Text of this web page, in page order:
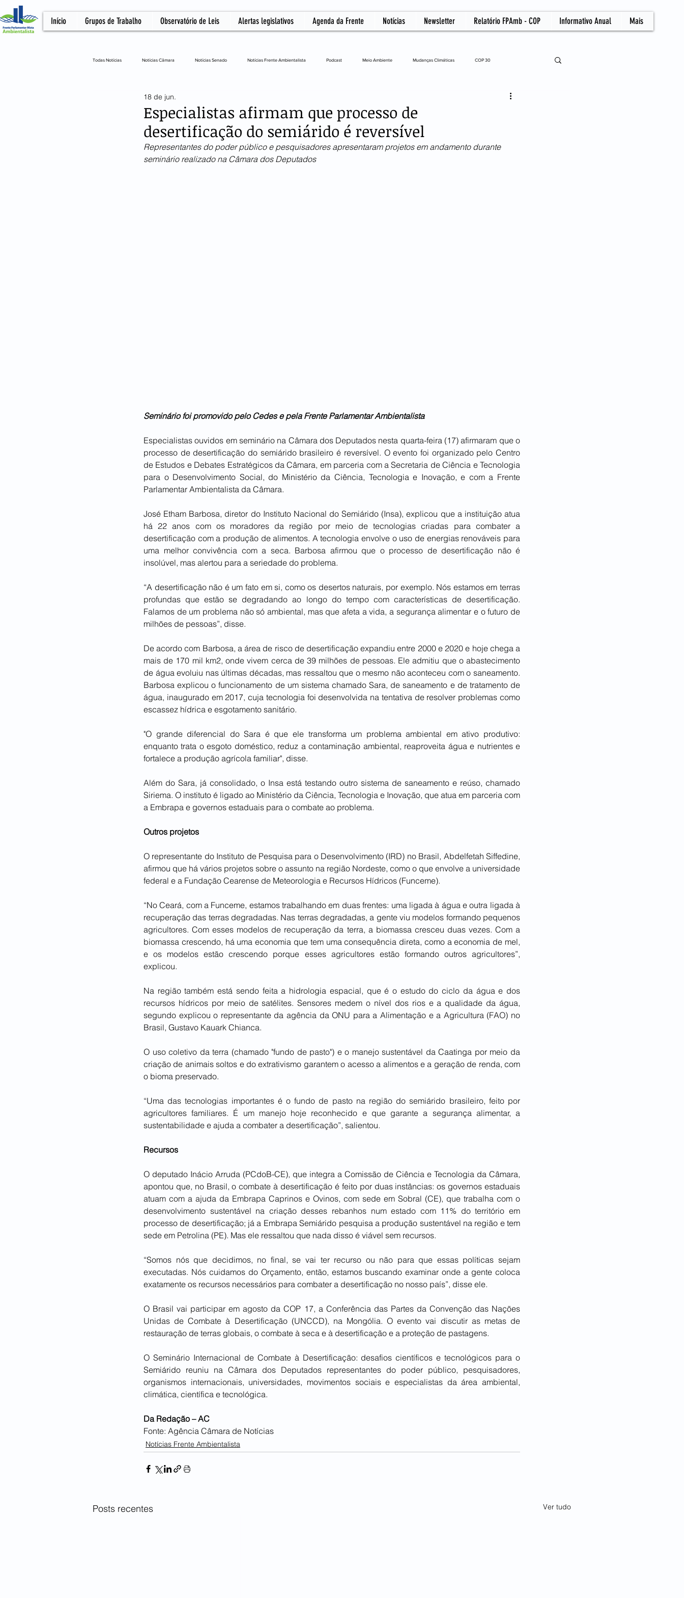
Início Grupos de Trabalho Observatório de Leis Alertas legislativos Agenda da Frente Notícias Newsletter Relatório FPAmb - COP Informativo Anual Mais
Todas Notícias Notícias Câmara Notícias Senado Notícias Frente Ambientalista Podcast Meio Ambiente Mudanças Climáticas COP 30
Artigo
Especialistas afirmam que processo de
desertificação do semiárido é reversível
18 de jun.
Representantes do poder público e pesquisadores apresentaram projetos em andamento durante
seminário realizado na Câmara dos Deputados
Seminário foi promovido pelo Cedes e pela Frente Parlamentar Ambientalista
Especialistas ouvidos em seminário na Câmara dos Deputados nesta quarta-feira (17) afirmaram que o
processo de desertificação do semiárido brasileiro é reversível. O evento foi organizado pelo Centro
de Estudos e Debates Estratégicos da Câmara, em parceria com a Secretaria de Ciência e Tecnologia
para o Desenvolvimento Social, do Ministério da Ciência, Tecnologia e Inovação, e com a Frente
Parlamentar Ambientalista da Câmara.
José Etham Barbosa, diretor do Instituto Nacional do Semiárido (Insa), explicou que a instituição atua
há 22 anos com os moradores da região por meio de tecnologias criadas para combater a
desertificação com a produção de alimentos. A tecnologia envolve o uso de energias renováveis para
uma melhor convivência com a seca. Barbosa afirmou que o processo de desertificação não é
insolúvel, mas alertou para a seriedade do problema.
“A desertificação não é um fato em si, como os desertos naturais, por exemplo. Nós estamos em terras
profundas que estão se degradando ao longo do tempo com características de desertificação.
Falamos de um problema não só ambiental, mas que afeta a vida, a segurança alimentar e o futuro de
milhões de pessoas”, disse.
De acordo com Barbosa, a área de risco de desertificação expandiu entre 2000 e 2020 e hoje chega a
mais de 170 mil km2, onde vivem cerca de 39 milhões de pessoas. Ele admitiu que o abastecimento
de água evoluiu nas últimas décadas, mas ressaltou que o mesmo não aconteceu com o saneamento.
Barbosa explicou o funcionamento de um sistema chamado Sara, de saneamento e de tratamento de
água, inaugurado em 2017, cuja tecnologia foi desenvolvida na tentativa de resolver problemas como
escassez hídrica e esgotamento sanitário.
"O grande diferencial do Sara é que ele transforma um problema ambiental em ativo produtivo:
enquanto trata o esgoto doméstico, reduz a contaminação ambiental, reaproveita água e nutrientes e
fortalece a produção agrícola familiar", disse.
Além do Sara, já consolidado, o Insa está testando outro sistema de saneamento e reúso, chamado
Siriema. O instituto é ligado ao Ministério da Ciência, Tecnologia e Inovação, que atua em parceria com
a Embrapa e governos estaduais para o combate ao problema.
Outros projetos
O representante do Instituto de Pesquisa para o Desenvolvimento (IRD) no Brasil, Abdelfetah Siffedine,
afirmou que há vários projetos sobre o assunto na região Nordeste, como o que envolve a universidade
federal e a Fundação Cearense de Meteorologia e Recursos Hídricos (Funceme).
“No Ceará, com a Funceme, estamos trabalhando em duas frentes: uma ligada à água e outra ligada à
recuperação das terras degradadas. Nas terras degradadas, a gente viu modelos formando pequenos
agricultores. Com esses modelos de recuperação da terra, a biomassa cresceu duas vezes. Com a
biomassa crescendo, há uma economia que tem uma consequência direta, como a economia de mel,
e os modelos estão crescendo porque esses agricultores estão formando outros agricultores”,
explicou.
Na região também está sendo feita a hidrologia espacial, que é o estudo do ciclo da água e dos
recursos hídricos por meio de satélites. Sensores medem o nível dos rios e a qualidade da água,
segundo explicou o representante da agência da ONU para a Alimentação e a Agricultura (FAO) no
Brasil, Gustavo Kauark Chianca.
O uso coletivo da terra (chamado "fundo de pasto") e o manejo sustentável da Caatinga por meio da
criação de animais soltos e do extrativismo garantem o acesso a alimentos e a geração de renda, com
o bioma preservado.
“Uma das tecnologias importantes é o fundo de pasto na região do semiárido brasileiro, feito por
agricultores familiares. É um manejo hoje reconhecido e que garante a segurança alimentar, a
sustentabilidade e ajuda a combater a desertificação”, salientou.
Recursos
O deputado Inácio Arruda (PCdoB-CE), que integra a Comissão de Ciência e Tecnologia da Câmara,
apontou que, no Brasil, o combate à desertificação é feito por duas instâncias: os governos estaduais
atuam com a ajuda da Embrapa Caprinos e Ovinos, com sede em Sobral (CE), que trabalha com o
desenvolvimento sustentável na criação desses rebanhos num estado com 11% do território em
processo de desertificação; já a Embrapa Semiárido pesquisa a produção sustentável na região e tem
sede em Petrolina (PE). Mas ele ressaltou que nada disso é viável sem recursos.
“Somos nós que decidimos, no final, se vai ter recurso ou não para que essas políticas sejam
executadas. Nós cuidamos do Orçamento, então, estamos buscando examinar onde a gente coloca
exatamente os recursos necessários para combater a desertificação no nosso país”, disse ele.
O Brasil vai participar em agosto da COP 17, a Conferência das Partes da Convenção das Nações
Unidas de Combate à Desertificação (UNCCD), na Mongólia. O evento vai discutir as metas de
restauração de terras globais, o combate à seca e à desertificação e a proteção de pastagens.
O Seminário Internacional de Combate à Desertificação: desafios científicos e tecnológicos para o
Semiárido reuniu na Câmara dos Deputados representantes do poder público, pesquisadores,
organismos internacionais, universidades, movimentos sociais e especialistas da área ambiental,
climática, científica e tecnológica.
Da Redação – AC
Fonte: Agência Câmara de Notícias
Notícias Frente Ambientalista
Posts recentes Ver tudo